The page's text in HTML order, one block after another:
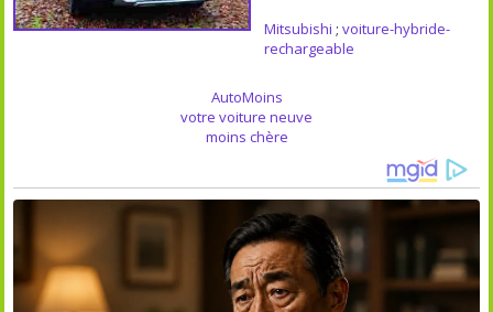
Mitsubishi ; voiture-hybride-
rechargeable
AutoMoins
votre voiture neuve
moins chère